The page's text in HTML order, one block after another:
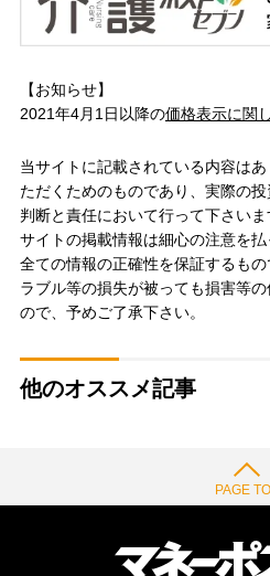
【お知らせ】
2021年4月1日以降の価格表示に関
当サイトに記載されている内容は
ただくためのものであり、実際の
判断と責任において行って下さい
サイトの掲載情報は細心の注意を
全ての情報の正確性を保証するも
ラブル等の損失が被っても損害等
ので、予めご了承下さい。
他のオススメ記事
PAGE